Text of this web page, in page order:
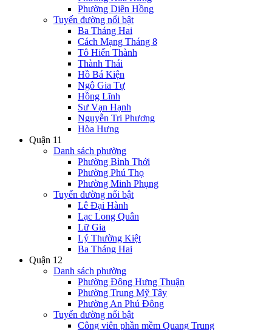
Phường Diên Hồng
Tuyến đường nổi bật
Ba Tháng Hai
Cách Mạng Tháng 8
Tô Hiến Thành
Thành Thái
Hồ Bá Kiện
Ngô Gia Tự
Hồng Lĩnh
Sư Vạn Hạnh
Nguyễn Tri Phương
Hòa Hưng
Quận 11
Danh sách phường
Phường Bình Thới
Phường Phú Thọ
Phường Minh Phụng
Tuyến đường nổi bật
Lê Đại Hành
Lạc Long Quân
Lữ Gia
Lý Thường Kiệt
Ba Tháng Hai
Quận 12
Danh sách phường
Phường Đông Hưng Thuận
Phường Trung Mỹ Tây
Phường An Phú Đông
Tuyến đường nổi bật
Công viên phần mềm Quang Trung